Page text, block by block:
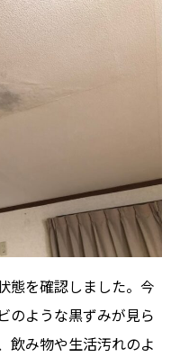
態を確認しました。今
のような黒ずみが見ら
飲み物や生活汚れのよ